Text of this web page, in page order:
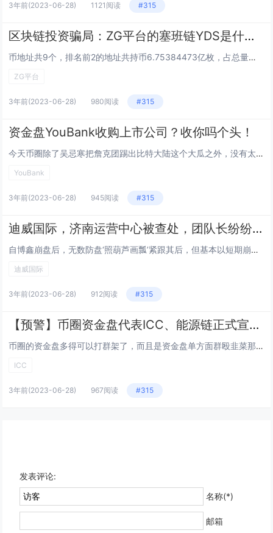
3年前(2023-06-28) 1121阅读 #315
区块链投资骗局：ZG平台的塞班链YDS是什么鬼，和诺基亚有关系？NO
币地址共9个，排名前2的地址共持币6.75384473亿枚，占总量的99.3%。说好的流通1.36亿枚呢？而...
ZG平台
3年前(2023-06-28) 980阅读 #315
资金盘YouBank收购上市公司？收你吗个头！
今天币圈除了吴忌寒把詹克团踢出比特大陆这个大瓜之外，没有太多的新鲜事儿，所以良心哥接上昨天的预告，来聊聊youban...
YouBank
3年前(2023-06-28) 945阅读 #315
迪威国际，济南运营中心被查处，团队长纷纷逃窜
自博鑫崩盘后，无数防盘‘照葫芦画瓢’紧跟其后，但基本以短期崩盘告终，博鑫的崛起从天时地利人和都具有绝大的优势...
迪威国际
3年前(2023-06-28) 912阅读 #315
【预警】币圈资金盘代表ICC、能源链正式宣告跑路，操盘手锒铛入狱之后贼心不死还要来圈钱！！！
币圈的资金盘多得可以打群架了，而且是资金盘单方面群殴韭菜那种。 自上半年3月份钱包类项目跑路潮，下...
ICC
3年前(2023-06-28) 967阅读 #315
发表评论:
名称(*)
邮箱